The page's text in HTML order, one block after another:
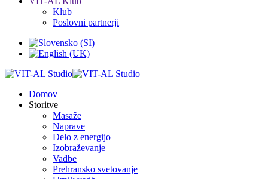
Klub
Poslovni partnerji
Domov
Storitve
Masaže
Naprave
Delo z energijo
Izobraževanje
Vadbe
Prehransko svetovanje